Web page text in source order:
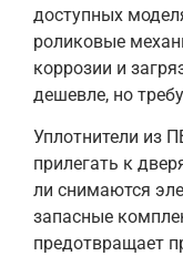
доступных
роликовые
коррозии и
дешевле, но
Уплотнители из
прилегать к
ли снимаются
запасные
предотвращает